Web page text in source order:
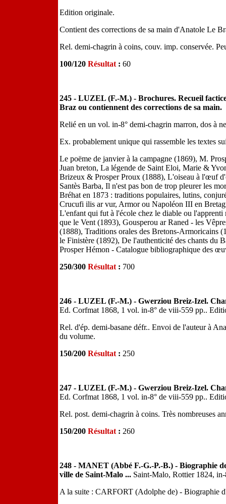
Edition originale.
Contient des corrections de sa main d'Anatole Le
Rel. demi-chagrin à coins, couv. imp. conservée.
100/120 Résultat : 60
245 - LUZEL (F.-M.) - Brochures. Recueil
Braz ou contiennent des corrections de sa main.
Relié en un vol. in-8° demi-chagrin marron, dos à
Ex. probablement unique qui rassemble les textes
Le poëme de janvier à la campagne (1869), M.
Juan breton, La légende de Saint Eloi, Marie &
Brizeux & Prosper Proux (1888), L'oiseau à l'œuf
Santès Barba, Il n'est pas bon de trop pleurer les
Bréhat en 1873 : traditions populaires, lutins,
Crucufi ilis ar vur, Armor ou Napoléon III en
L'enfant qui fut à l'école chez le diable ou
que le Vent (1893), Gousperou ar Raned - les
(1888), Traditions orales des Bretons-Armoricains
le Finistère (1892), De l'authenticité des chants du
Prosper Hémon - Catalogue bibliographique des
250/300 Résultat : 700
246 - LUZEL (F.-M.) - Gwerziou Breiz-Izel.
Ed. Corfmat 1868, 1 vol. in-8° de viii-559 pp..
Rel. d'ép. demi-basane défr.. Envoi de l'auteur à
du volume.
150/200 Résultat : 250
247 - LUZEL (F.-M.) - Gwerziou Breiz-Izel.
Ed. Corfmat 1868, 1 vol. in-8° de viii-559 pp..
Rel. post. demi-chagrin à coins. Très nombreuses
150/200 Résultat : 260
248 - MANET (Abbé F.-G.-P.-B.) - Biographie
ville de Saint-Malo ... Saint-Malo, Rottier 1824,
A la suite : CARFORT (Adolphe de) - Biographie